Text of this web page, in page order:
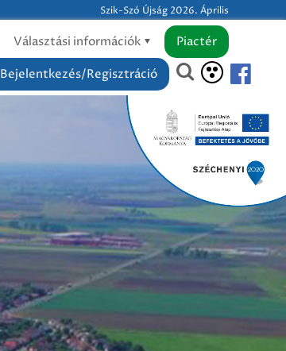
Szik-Szó Újság 2026. Április
Választási információk
Piactér
Bejelentkezés/Regisztráció